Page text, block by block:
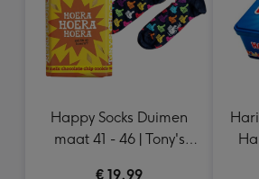
Happy Socks Duimen
maat 41 - 46 | Tony's
€ 19,99